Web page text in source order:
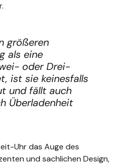
größeren
als eine
oder Drei-
ist sie keinesfalls
und fällt auch
Überladenheit
Uhr das Auge des
und sachlichen Design,